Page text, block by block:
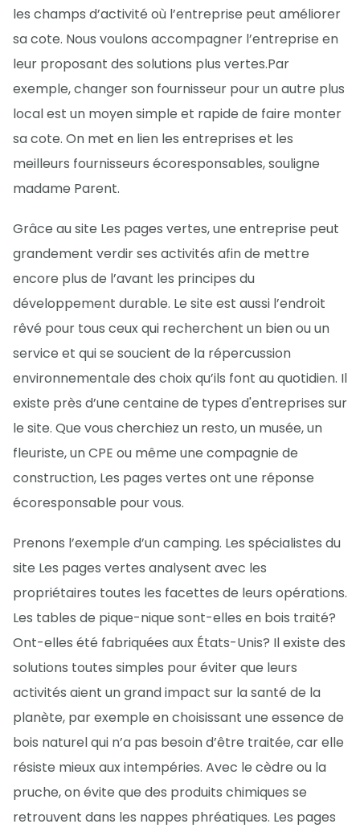
les champs d’activité où l’entreprise peut améliorer
sa cote. Nous voulons accompagner l’entreprise en
leur proposant des solutions plus vertes.Par
exemple, changer son fournisseur pour un autre plus
local est un moyen simple et rapide de faire monter
sa cote. On met en lien les entreprises et les
meilleurs fournisseurs écoresponsables, souligne
madame Parent.
Grâce au site Les pages vertes, une entreprise peut
grandement verdir ses activités afin de mettre
encore plus de l’avant les principes du
développement durable. Le site est aussi l’endroit
rêvé pour tous ceux qui recherchent un bien ou un
service et qui se soucient de la répercussion
environnementale des choix qu’ils font au quotidien. Il
existe près d’une centaine de types d'entreprises sur
le site. Que vous cherchiez un resto, un musée, un
fleuriste, un CPE ou même une compagnie de
construction, Les pages vertes ont une réponse
écoresponsable pour vous.
Prenons l’exemple d’un camping. Les spécialistes du
site Les pages vertes analysent avec les
propriétaires toutes les facettes de leurs opérations.
Les tables de pique-nique sont-elles en bois traité?
Ont-elles été fabriquées aux États-Unis? Il existe des
solutions toutes simples pour éviter que leurs
activités aient un grand impact sur la santé de la
planète, par exemple en choisissant une essence de
bois naturel qui n’a pas besoin d’être traitée, car elle
résiste mieux aux intempéries. Avec le cèdre ou la
pruche, on évite que des produits chimiques se
retrouvent dans les nappes phréatiques. Les pages